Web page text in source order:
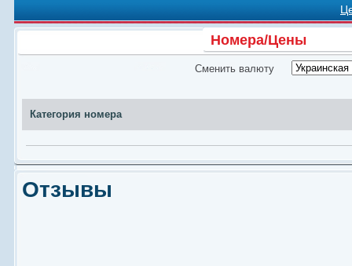
Номера/Цены
Сменить валюту
Категория номера
Отзывы